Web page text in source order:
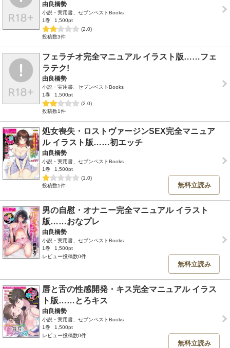
由良橋勢
小説・実用書、セブンベストBooks
1巻
1,500pt
(2.0)
投稿数3件
フェラチオ完全マニュアル イラスト版……フェ
ラテク!
由良橋勢
小説・実用書、セブンベストBooks
1巻
1,500pt
(2.0)
投稿数1件
処女喪失・ロストヴァージンSEX完全マニュア
ル イラスト版……初エッチ
由良橋勢
小説・実用書、セブンベストBooks
1巻
1,500pt
(1.0)
投稿数1件
無料立読み
男の自慰・オナニー完全マニュアル イラスト
版……おなプレ
由良橋勢
小説・実用書、セブンベストBooks
1巻
1,500pt
レビュー投稿数0件
無料立読み
唇と舌の性感開発・キス完全マニュアル イラス
ト版……とろキス
由良橋勢
小説・実用書、セブンベストBooks
1巻
1,500pt
レビュー投稿数0件
無料立読み